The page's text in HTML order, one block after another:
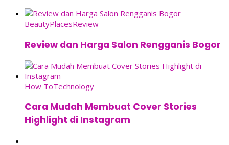
BeautyPlacesReview
Review dan Harga Salon Rengganis Bogor
How ToTechnology
Cara Mudah Membuat Cover Stories
Highlight di Instagram